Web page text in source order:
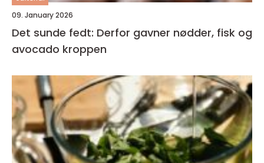
09. January 2026
Det sunde fedt: Derfor gavner nødder, fisk og
avocado kroppen